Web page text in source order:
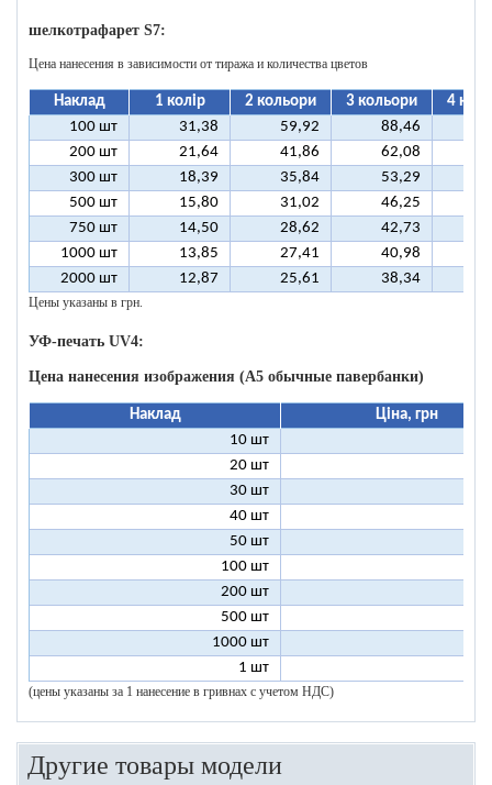
шелкотрафарет S7:
Цена нанесения в зависимости от тиража и количества цветов
Наклад 1 колір 2 кольори 3 кольори
4
100 шт
31,38 59,92 88,46
200 шт
21,64 41,86 62,08
300 шт
18,39 35,84 53,29
500 шт
15,80 31,02 46,25
750 шт
14,50 28,62 42,73
1000 шт
13,85 27,41 40,98
2000 шт
12,87 25,61 38,34
Цены указаны в грн.
УФ-печать UV4:
Цена нанесения изображения (А5 обычные павербанки)
Наклад
Ціна, грн
10 шт
20 шт
30 шт
40 шт
50 шт
100 шт
200 шт
500 шт
1000 шт
1 шт
(цены указаны за 1 нанесение в гривнах с учетом НДС)
Другие товары модели